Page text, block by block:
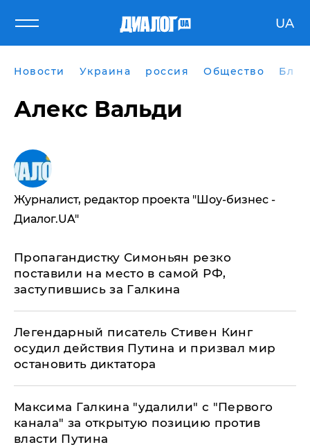
UA
Новости Украина россия Общество
Алекс Вальди
Журналист, редактор проекта "Шоу-бизнес -
Диалог.UA"
Пропагандистку Симоньян резко
поставили на место в самой РФ,
заступившись за Галкина
Легендарный писатель Стивен Кинг
осудил действия Путина и призвал мир
остановить диктатора
Максима Галкина "удалили" с "Первого
канала" за открытую позицию против
власти Путина